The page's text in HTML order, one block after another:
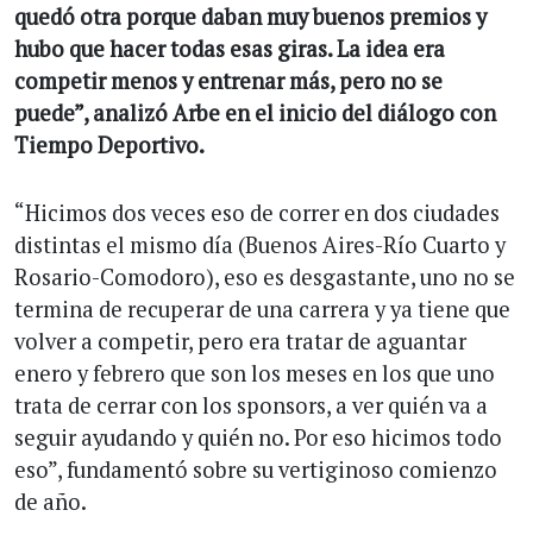
quedó otra porque daban muy buenos premios y
hubo que hacer todas esas giras. La idea era
competir menos y entrenar más, pero no se
puede”, analizó Arbe en el inicio del diálogo con
Tiempo Deportivo.
“Hicimos dos veces eso de correr en dos ciudades
distintas el mismo día (Buenos Aires-Río Cuarto y
Rosario-Comodoro), eso es desgastante, uno no se
termina de recuperar de una carrera y ya tiene que
volver a competir, pero era tratar de aguantar
enero y febrero que son los meses en los que uno
trata de cerrar con los sponsors, a ver quién va a
seguir ayudando y quién no. Por eso hicimos todo
eso”, fundamentó sobre su vertiginoso comienzo
de año.